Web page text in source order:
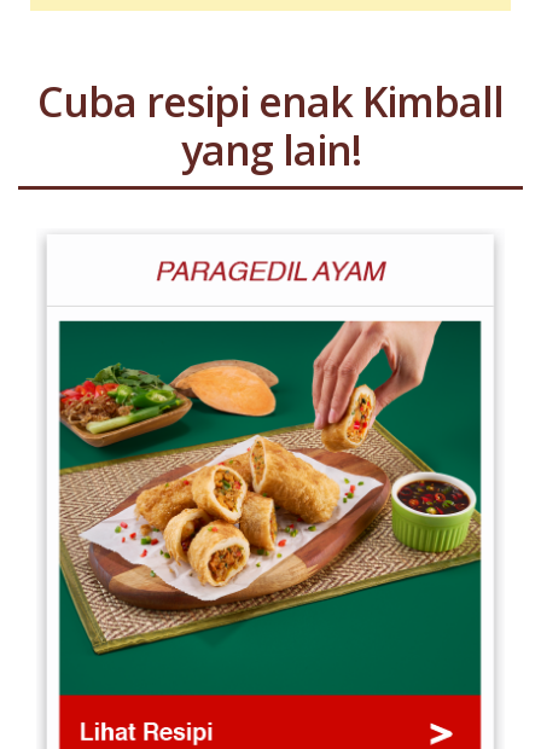
Cuba resipi enak Kimball
yang lain!